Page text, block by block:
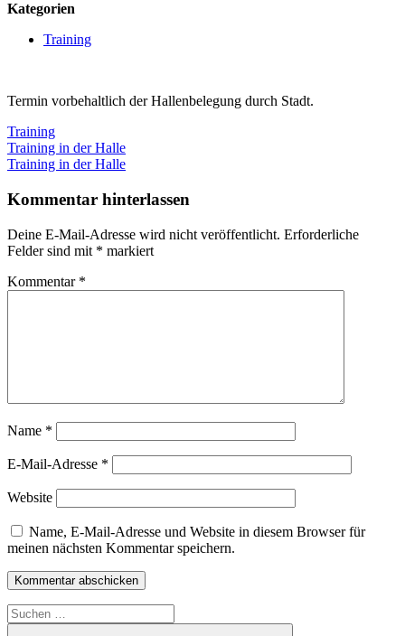
Kategorien
Training
Termin vorbehaltlich der Hallenbelegung durch Stadt.
Training
Beitragsnavigation
Vorheriger
Beitrag:
Training in der Halle
Nächster
Training in der Halle
Kommentar hinterlassen
Deine E-Mail-Adresse wird nicht veröffentlicht. Erforderliche
Felder sind mit * markiert
Kommentar *
Name *
E-Mail-Adresse *
Website
Name, E-Mail-Adresse und Website in diesem Browser für
meinen nächsten Kommentar speichern.
Suchen
nach: